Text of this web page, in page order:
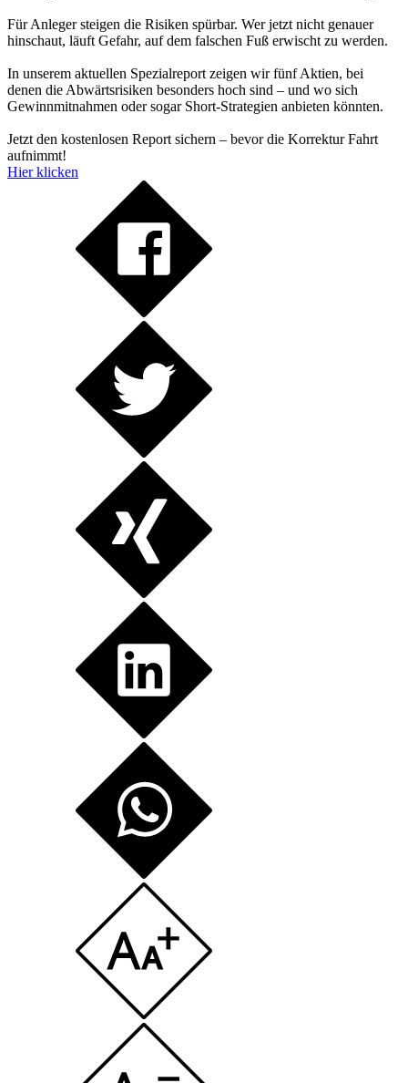
Für Anleger steigen die Risiken spürbar. Wer jetzt nicht genauer
hinschaut, läuft Gefahr, auf dem falschen Fuß erwischt zu werden.
In unserem aktuellen Spezialreport zeigen wir fünf Aktien, bei
denen die Abwärtsrisiken besonders hoch sind – und wo sich
Gewinnmitnahmen oder sogar Short-Strategien anbieten könnten.
Jetzt den kostenlosen Report sichern – bevor die Korrektur Fahrt
aufnimmt!
Hier klicken